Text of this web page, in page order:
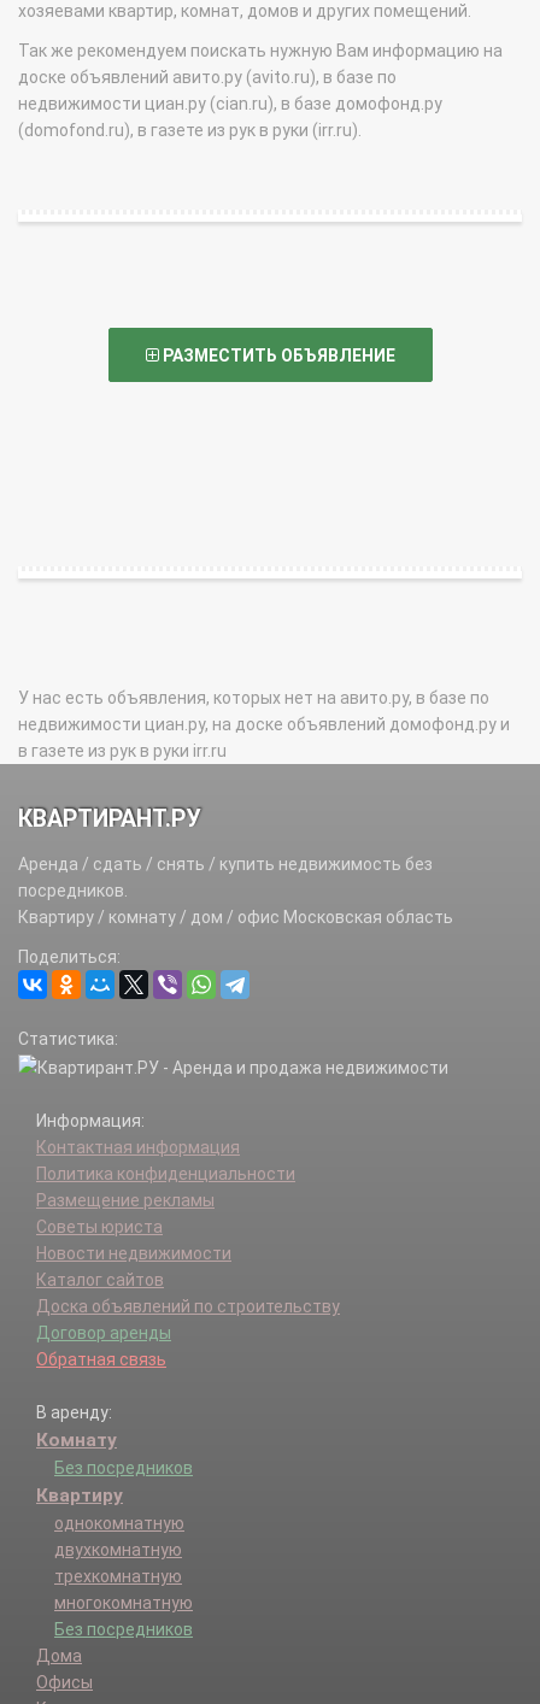
хозяевами квартир, комнат, домов и других помещений.
Так же рекомендуем поискать нужную Вам информацию на
доске объявлений авито.ру (avito.ru), в базе по
недвижимости циан.ру (cian.ru), в базе домофонд.ру
(domofond.ru), в газете из рук в руки (irr.ru).
РАЗМЕСТИТЬ ОБЪЯВЛЕНИЕ
У нас есть объявления, которых нет на авито.ру, в базе по
недвижимости циан.ру, на доске объявлений домофонд.ру и
в газете из рук в руки irr.ru
КВАРТИРАНТ.РУ
Аренда / сдать / снять / купить недвижимость без
посредников.
Квартиру / комнату / дом / офис Московская область
Поделиться:
Статистика:
Информация:
Контактная информация
Политика конфиденциальности
Размещение рекламы
Советы юриста
Новости недвижимости
Каталог сайтов
Доска объявлений по строительству
Договор аренды
Обратная связь
В аренду:
Комнату
Без посредников
Квартиру
однокомнатную
двухкомнатную
трехкомнатную
многокомнатную
Без посредников
Дома
Офисы